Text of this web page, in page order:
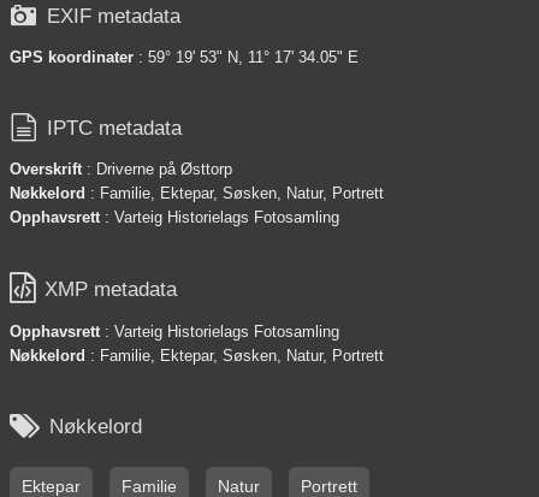
 EXIF metadata
GPS koordinater : 59° 19' 53" N, 11° 17' 34.05" E
 IPTC metadata
Overskrift: Driverne på Østtorp
Nøkkelord : Familie, Ektepar, Søsken, Natur, Portrett
Opphavsrett: Varteig Historielags Fotosamling
 XMP metadata
Opphavsrett: Varteig Historielags Fotosamling
Nøkkelord : Familie, Ektepar, Søsken, Natur, Portrett
 Nøkkelord
Ektepar Familie Natur Portrett